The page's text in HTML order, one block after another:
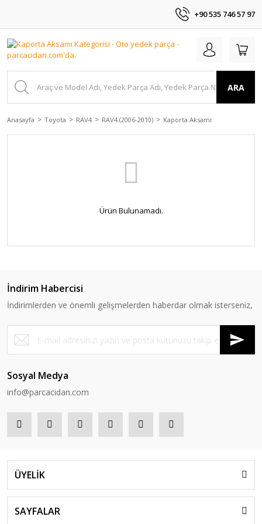
+90 535 746 57 97
ARA
Anasayfa Toyota RAV4 RAV4 (2006-2010) Kaporta Aksamı
Ürün Bulunamadı.
İndirim Habercisi
İndirimlerden ve önemli gelişmelerden haberdar olmak isterseniz,
Sosyal Medya
info@parcacidan.com
ÜYELİK
SAYFALAR